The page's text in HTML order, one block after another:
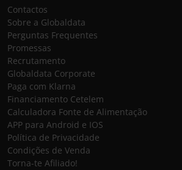
Contactos
Sobre a Globaldata
Perguntas Frequentes
Promessas
Recrutamento
Globaldata Corporate
Paga com Klarna
Financiamento Cetelem
Calculadora Fonte de Alimentação
APP para Android e IOS
Política de Privacidade
Condições de Venda
Torna-te Afiliado!